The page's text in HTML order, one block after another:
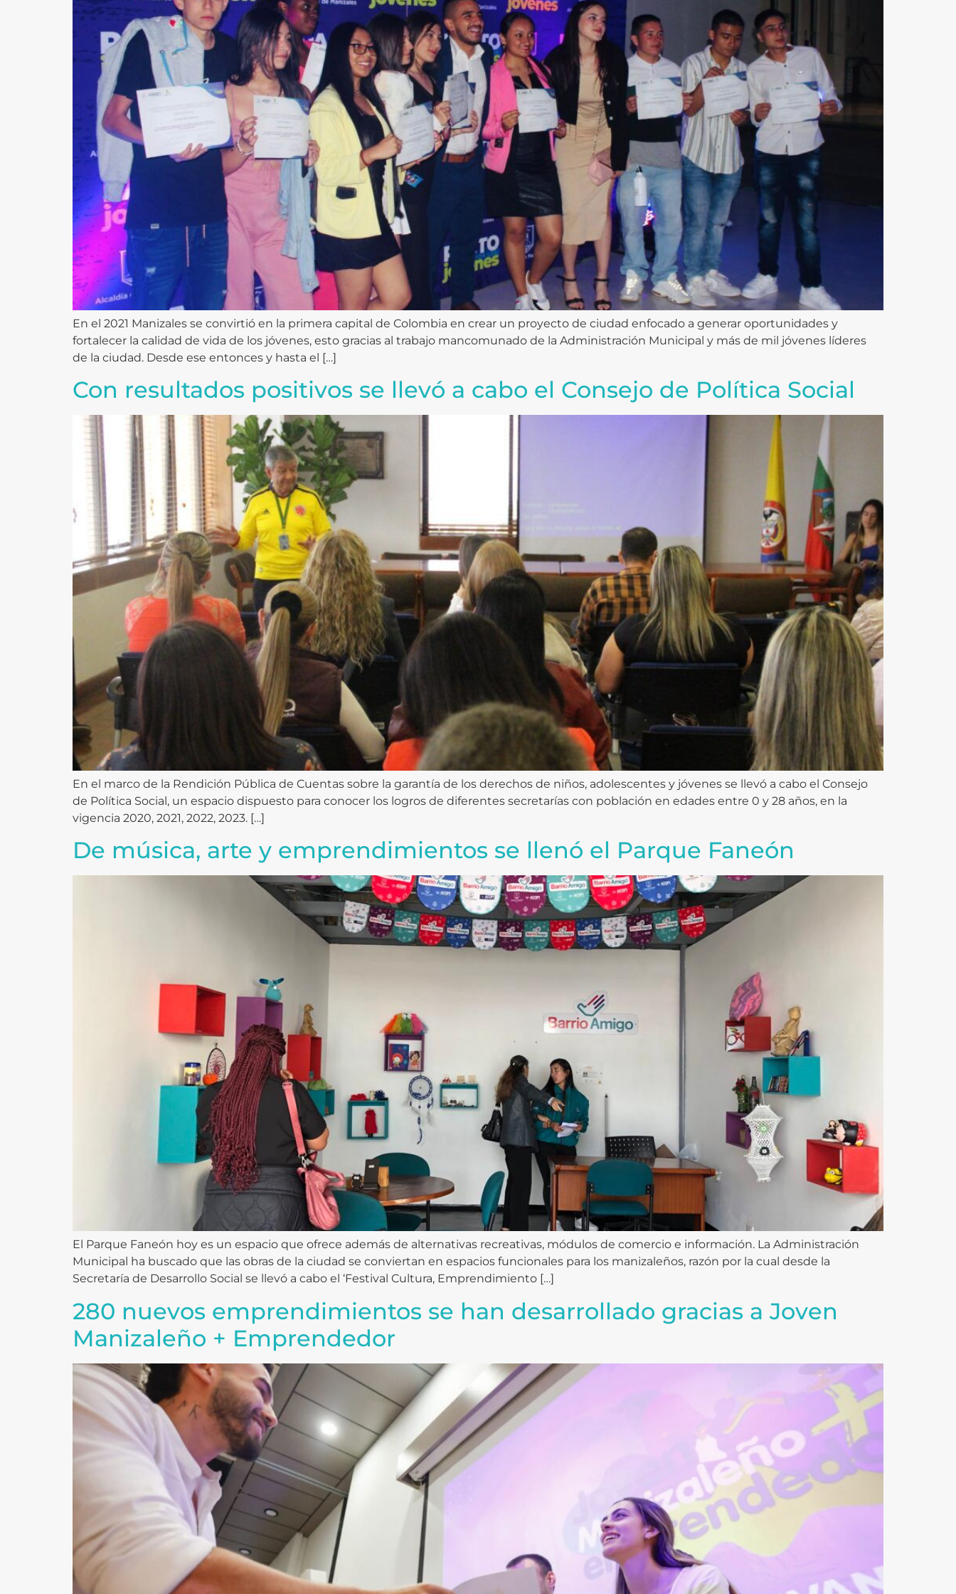
En el 2021 Manizales se convirtió en la primera capital de Colombia en crear un proyecto de ciudad enfocado a generar oportunidades y
fortalecer la calidad de vida de los jóvenes, esto gracias al trabajo mancomunado de la Administración Municipal y más de mil jóvenes líderes
de la ciudad. Desde ese entonces y hasta el […]
Con resultados positivos se llevó a cabo el Consejo de Política Social
En el marco de la Rendición Pública de Cuentas sobre la garantía de los derechos de niños, adolescentes y jóvenes se llevó a cabo el Consejo
de Política Social, un espacio dispuesto para conocer los logros de diferentes secretarías con población en edades entre 0 y 28 años, en la
vigencia 2020, 2021, 2022, 2023. […]
De música, arte y emprendimientos se llenó el Parque Faneón
El Parque Faneón hoy es un espacio que ofrece además de alternativas recreativas, módulos de comercio e información. La Administración
Municipal ha buscado que las obras de la ciudad se conviertan en espacios funcionales para los manizaleños, razón por la cual desde la
Secretaría de Desarrollo Social se llevó a cabo el ‘Festival Cultura, Emprendimiento […]
280 nuevos emprendimientos se han desarrollado gracias a Joven
Manizaleño + Emprendedor